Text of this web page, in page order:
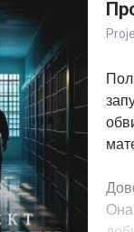
Она